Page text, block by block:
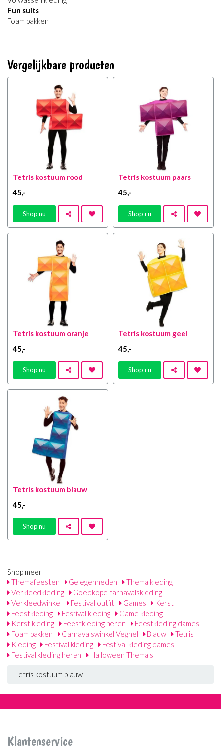
Fun suits
Foam pakken
Vergelijkbare producten
Tetris kostuum rood
45,-
Shop nu
Tetris kostuum paars
45,-
Shop nu
Tetris kostuum oranje
45,-
Shop nu
Tetris kostuum geel
45,-
Shop nu
Tetris kostuum blauw
45,-
Shop nu
Shop meer
Themafeesten
Gelegenheden
Thema kleding
Verkleedkleding
Goedkope carnavalskleding
Verkleedwinkel
Festival outfit Games
Kerst
Feestkleding
Festival kleding
Game kleding
Kerst kleding
Feestkleding heren
Feestkleding dames
Foam pakken
Carnavalswinkel Veghel Blauw
Tetris
Kleding
Festival kleding
Festival kleding dames
Festival kleding heren
Halloween Thema's
Tetris kostuum blauw
Klantenservice